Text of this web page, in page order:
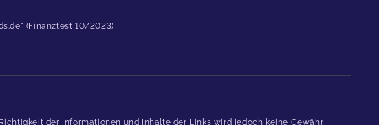
(Finanztest 10/2023)
der Informationen und Inhalte der Links wird jedoch keine Gewähr